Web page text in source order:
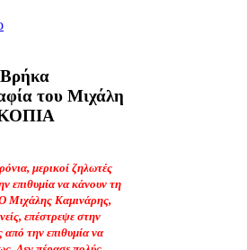
Βρήκα
του Μιχάλη
μερικοί ζηλωτές
επιθυμία να κάνουν τη
Μιχάλης Καμινάρης,
επέστρεψε στην
από την επιθυμία να